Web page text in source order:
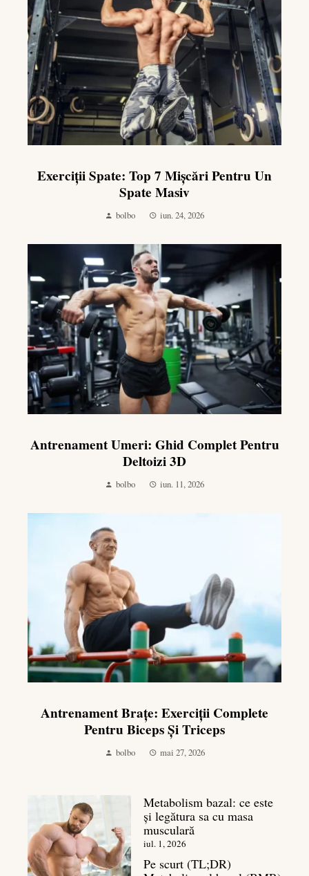
Exerciții Spate: Top 7 Mișcări Pentru Un
Spate Masiv
bolbo iun. 24, 2026
Antrenament Umeri: Ghid Complet Pentru
Deltoizi 3D
bolbo iun. 11, 2026
Antrenament Brațe: Exerciții Complete
Pentru Biceps Și Triceps
bolbo mai 27, 2026
Metabolism bazal: ce este
și legătura sa cu masa
musculară
iul. 1, 2026
Pe scurt (TL;DR)